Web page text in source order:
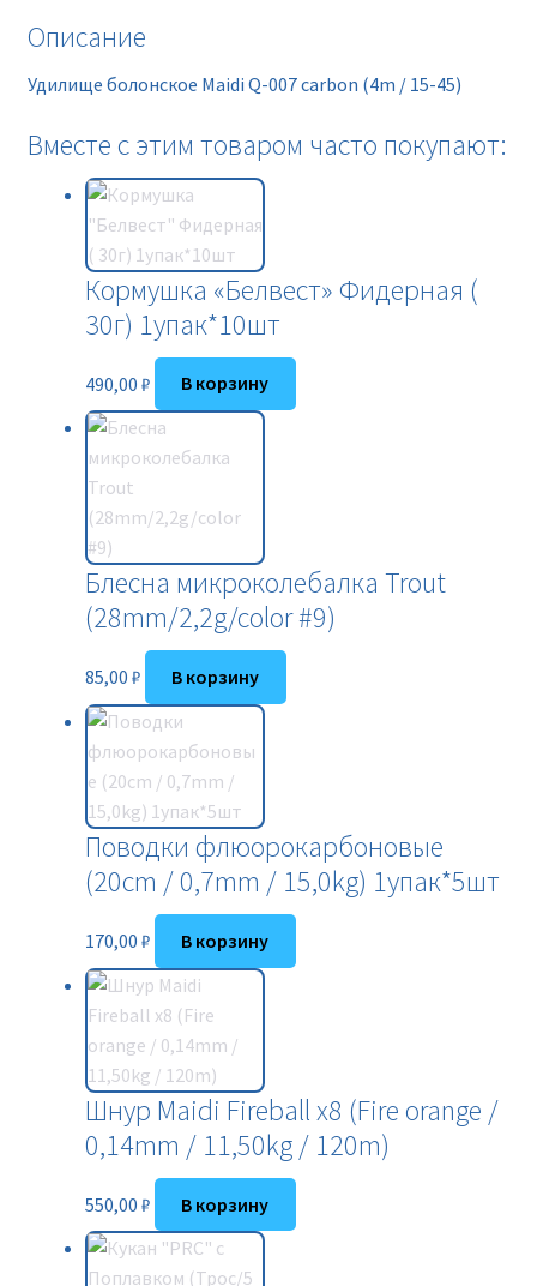
/
15-
Описание
Удилище болонское Maidi Q-007 carbon (4m / 15-45)
Вместе с этим товаром часто покупают:
Кормушка «Белвест» Фидерная (
30г) 1упак*10шт
490,00 ₽ В корзину
Блесна микроколебалка Trout
(28mm/2,2g/color #9)
85,00 ₽ В корзину
Поводки флюорокарбоновые
(20cm / 0,7mm / 15,0kg) 1упак*5шт
170,00 ₽ В корзину
Шнур Maidi Fireball x8 (Fire orange /
0,14mm / 11,50kg / 120m)
550,00 ₽ В корзину